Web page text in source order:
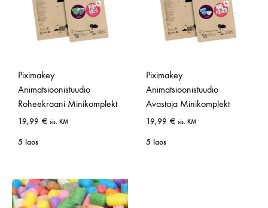
Piximakey
Animatsioonistuudio
Roheekraani Minikomplekt
19,99 € sis. KM
5 laos
Piximakey
Animatsioonistuudio
Avastaja Minikomplekt
19,99 € sis. KM
5 laos